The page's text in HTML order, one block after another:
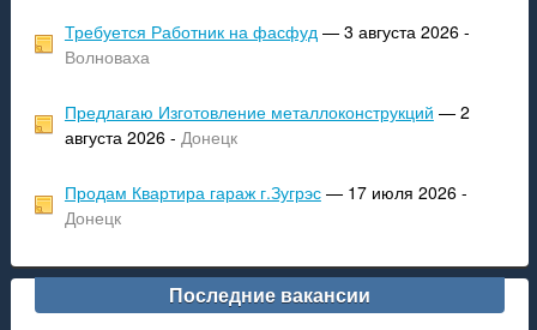
Требуется Работник на фасфуд— 3 августа 2026 -
Волноваха
Предлагаю Изготовление металлоконструкций — 2
августа 2026 - Донецк
Продам Квартира гараж г.Зугрэс— 17 июля 2026 -
Донецк
Последние вакансии